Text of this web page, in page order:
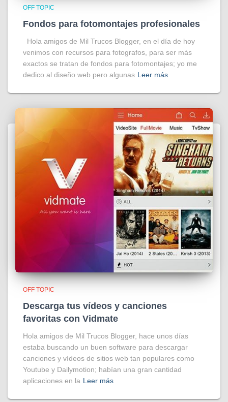
OFF TOPIC
Fondos para fotomontajes profesionales
Hola amigos de Mil Trucos Blogger, en el día de hoy
venimos con recursos para fotografos, para ser más
exactos se tratan de fondos para fotomontajes; yo me
dedico al diseño web pero algunas Leer más
OFF TOPIC
Descarga tus vídeos y canciones
favoritas con Vidmate
Hola amigos de Mil Trucos Blogger, hace unos días
estaba buscando un buen software para descargar
canciones y vídeos de sitios web tan populares como
Youtube y Dailymotion; habían una gran cantidad
aplicaciones en la Leer más